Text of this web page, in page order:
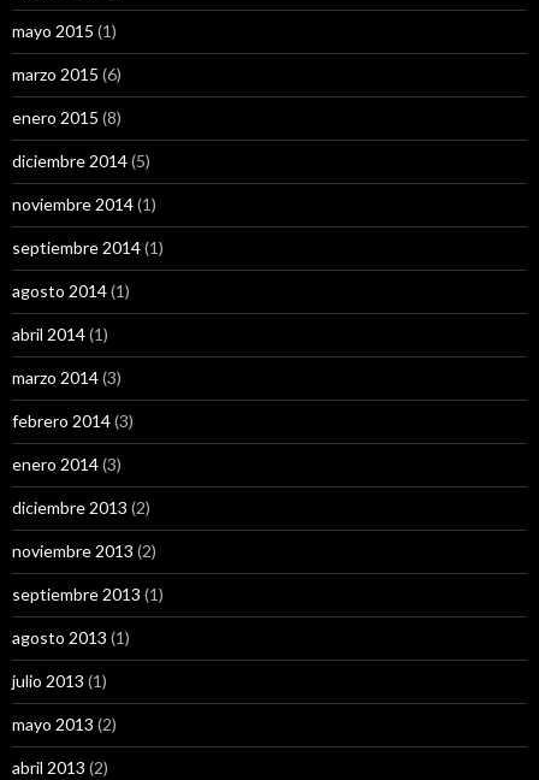
mayo 2015 (1)
marzo 2015 (6)
enero 2015 (8)
diciembre 2014(5)
noviembre 2014(1)
septiembre 2014(1)
agosto 2014(1)
abril 2014(1)
marzo 2014(3)
febrero 2014(3)
enero 2014(3)
diciembre 2013 (2)
noviembre 2013 (2)
septiembre 2013 (1)
agosto 2013 (1)
julio 2013 (1)
mayo 2013 (2)
abril 2013 (2)